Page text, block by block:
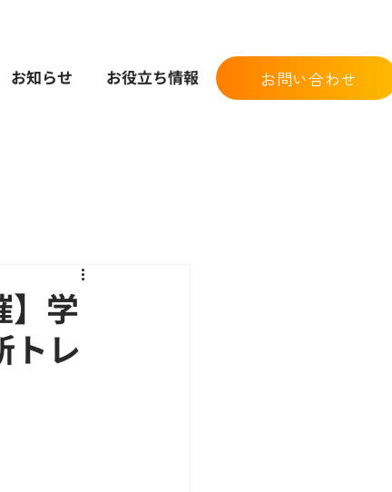
お知らせ お役立ち情報 お問い合わせ
】学
トレ